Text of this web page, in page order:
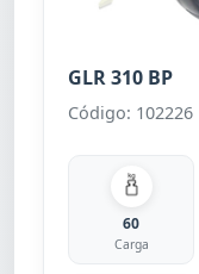
GLR 310 BP
Código: 102226
60
Carga